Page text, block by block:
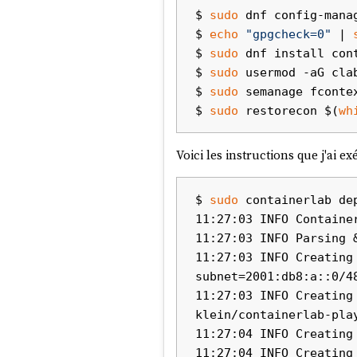
modeNAT.
On peut voir ici deux adresses
Après avoir regardécette vidéo
réseau (ici
5054:00ff:fe12:3456)
La partie interface de ces deux
Cette adresse d'interface est
Exemple de génération d'une
$ sudo dnf config-
$ echo "gpgcheck=0" |
$ sudo dnf install
$ sudo usermod -aG
$ sudo semanage
$ sudo restorecon $(
Voici les instructions que j'ai
$ sudo containerlab
11:27:03 INFO
11:27:03 INFO
11:27:03 INFO
subnet=2001:db8:a::0/48
11:27:03 INFO
klein/containerlab-
11:27:04 INFO Creating
11:27:04 INFO Creating